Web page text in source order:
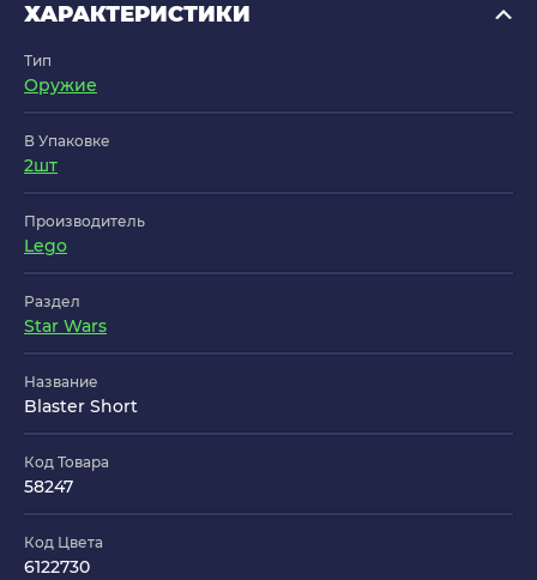
ХАРАКТЕРИСТИКИ
Тип
Оружие
В Упаковке
2шт
Производитель
Lego
Раздел
Star Wars
Название
Blaster Short
Код Товара
58247
Код Цвета
6122730